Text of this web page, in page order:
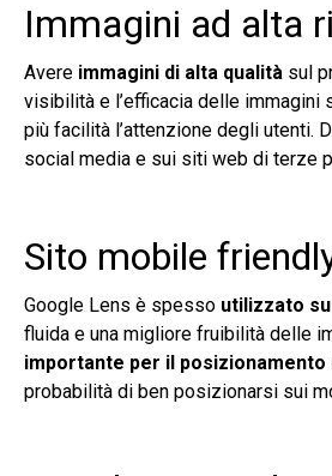
Immagini ad alta
Avere immagini di alta qualità sul
visibilità e l’efficacia delle immagini
più facilità l’attenzione degli utenti.
social media e sui siti web di terze
Sito mobile
Google Lens è spesso utilizzato
fluida e una migliore fruibilità delle
importante per il
probabilità di ben posizionarsi sui